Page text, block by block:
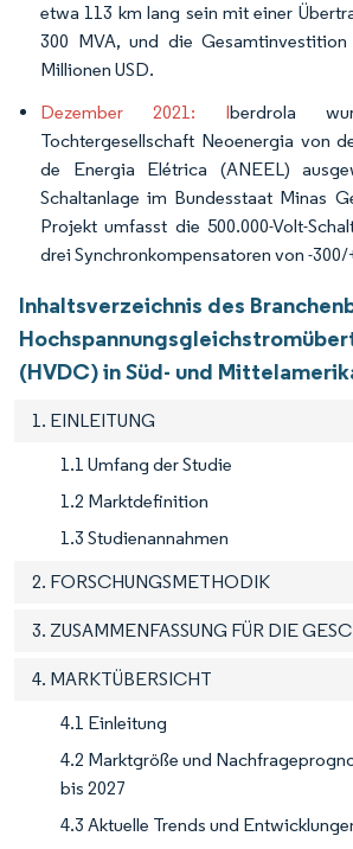
etwa 113 km lang sein mit einer
300 MVA, und die
Millionen USD.
Dezember 2021: Iberdrola
Tochtergesellschaft Neoenergia von
de Energia Elétrica (ANEEL)
Schaltanlage im Bundesstaat Minas
Projekt umfasst die 500.000-Volt-
drei Synchronkompensatoren von -300/
Inhaltsverzeichnis des
(HVDC) in Süd- und
1. EINLEITUNG
1.1 Umfang der Studie
1.2 Marktdefinition
1.3 Studienannahmen
2. FORSCHUNGSMETHODIK
3. ZUSAMMENFASSUNG FÜR DIE
4. MARKTÜBERSICHT
4.1 Einleitung
4.2 Marktgröße und
bis 2027
4.3 Aktuelle Trends und